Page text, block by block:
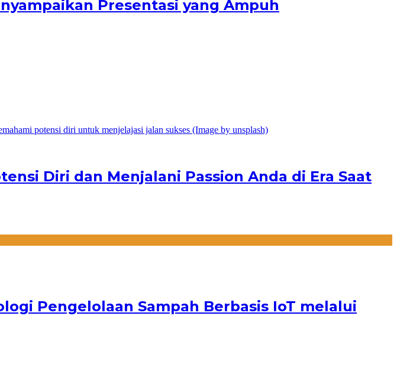
Presentasi yang Ampuh
Diri dan Menjalani Passion Anda di Era Saat
Pengelolaan Sampah Berbasis IoT melalui